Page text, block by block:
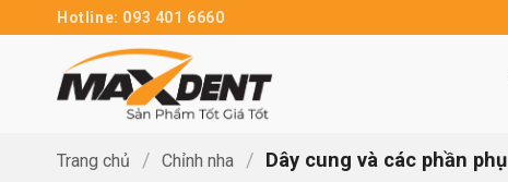
qua
Hotline: 093 401 6660
Trang chủ / Chỉnh nha / Dây cung và các phần phụ